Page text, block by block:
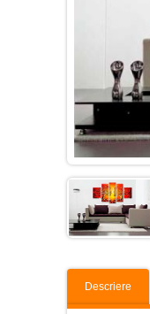
Descriere